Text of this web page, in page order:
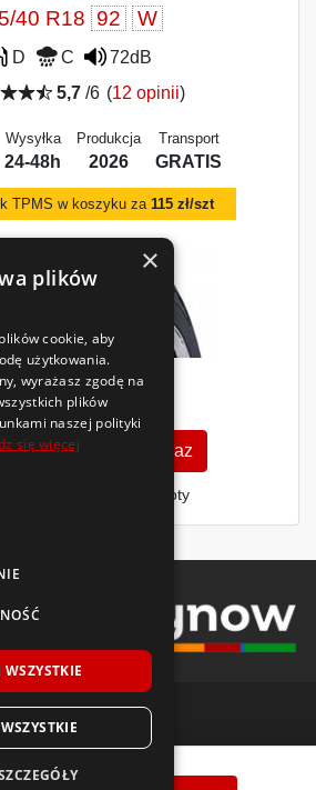
40 R18 92 W
D C
72dB
5,7/6 (12 opinii)
Wysyłka
24-48h
Produkcja
2026
Transport
GRATIS
TPMS w koszyku za115 zł/szt
218 zł/szt.
Kup teraz
dla firm - MŚP i floty
Wszelkie prawa zastrzeżone.
225/40 R18
×
plików
cookie, aby
użytkowania.
wyrażasz zgodę na
plików
naszej polityki
się więcej
WSZYSTKIE